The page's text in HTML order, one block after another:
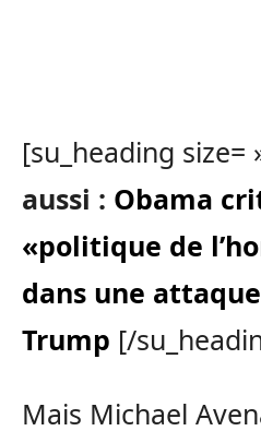
[su_heading size=
aussi : Obama
«politique de
dans une
Trump [/
Mais Michael